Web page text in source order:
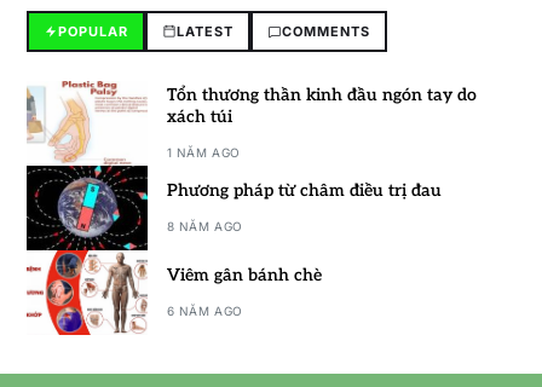
POPULAR LATEST COMMENTS
Tổn thương thần kinh đầu ngón tay do
xách túi
1 NĂM AGO
Phương pháp từ châm điều trị đau
8 NĂM AGO
Viêm gân bánh chè
6 NĂM AGO